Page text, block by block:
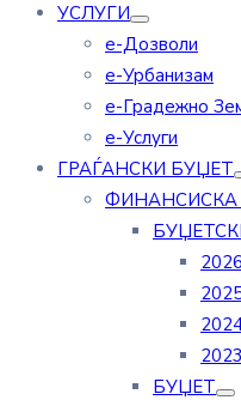
УСЛУГИ
е-Дозволи
е-Урбанизам
е-Градежно
е-Услуги
ГРАЃАНСКИ БУЏЕТ
ФИНАНСИСКА
БУЏЕТ